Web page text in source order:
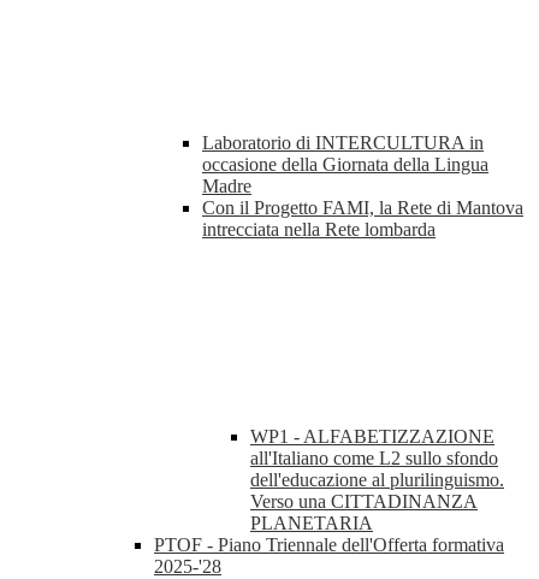
Laboratorio di INTERCULTURA in
occasione della Giornata della Lingua
Madre
Con il Progetto FAMI, la Rete di Mantova
intrecciata nella Rete lombarda
WP1 - ALFABETIZZAZIONE
all'Italiano come L2 sullo sfondo
dell'educazione al plurilinguismo.
Verso una CITTADINANZA
PLANETARIA
PTOF - Piano Triennale dell'Offerta formativa
2025-'28